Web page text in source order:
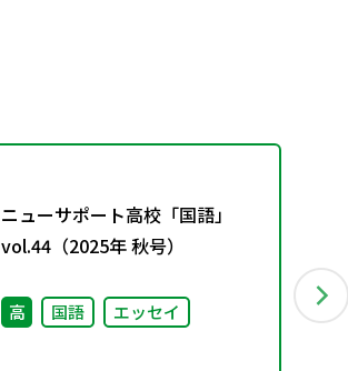
ニューサポート高校「国語」
vol.44（2025年 秋号）
高 国語 エッセイ